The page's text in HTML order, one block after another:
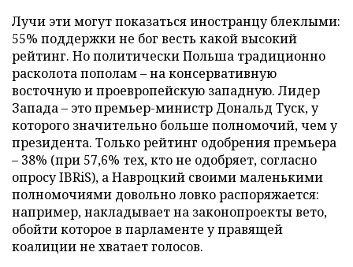
Лучи эти могут показаться иностранцу блеклыми:
55% поддержки не бог весть какой высокий
рейтинг. Но политически Польша традиционно
расколота пополам – на консервативную
восточную и проевропейскую западную. Лидер
Запада – это премьер-министр Дональд Туск, у
которого значительно больше полномочий, чем у
президента. Только рейтинг одобрения премьера
– 38% (при 57,6% тех, кто не одобряет, согласно
опросу IBRiS), а Навроцкий своими маленькими
полномочиями довольно ловко распоряжается:
например, накладывает на законопроекты вето,
обойти которое в парламенте у правящей
коалиции не хватает голосов.